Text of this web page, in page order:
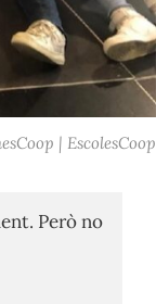
| EscolesCoop
Però no